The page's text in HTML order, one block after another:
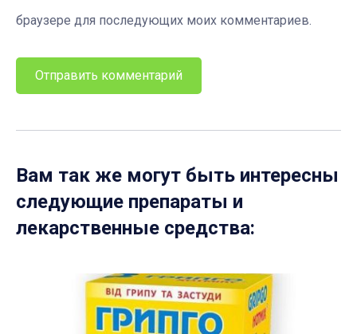
браузере для последующих моих комментариев.
Вам так же могут быть интересны
следующие препараты и
лекарственные средства: